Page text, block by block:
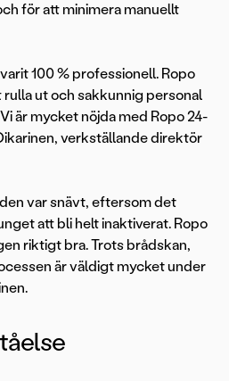
för att minimera manuellt
100 % professionell. Ropo
ut och sakkunnig personal
är mycket nöjda med Ropo 24-
verkställande direktör
var snävt, eftersom det
att bli helt inaktiverat. Ropo
riktigt bra. Trots brådskan,
är väldigt mycket under